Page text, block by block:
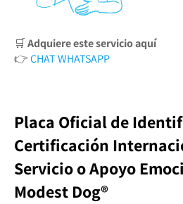
🛒Adquiere este servicio aquí
👉CHAT WHATSAPP
Placa Oficial de
Certificación
Servicio o Apoyo
Modest Dog®️